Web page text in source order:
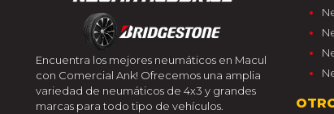
Encuentra los mejores neumáticos en Macul
con Comercial Ank! Ofrecemos una amplia
variedad de neumáticos de 4x3 y grandes
marcas para todo tipo de vehículos.